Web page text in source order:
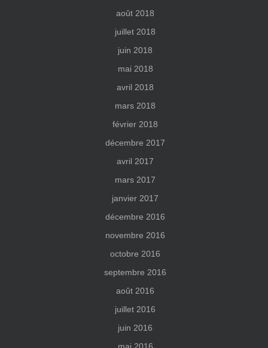
août 2018
juillet 2018
juin 2018
mai 2018
avril 2018
mars 2018
février 2018
décembre 2017
avril 2017
mars 2017
janvier 2017
décembre 2016
novembre 2016
octobre 2016
septembre 2016
août 2016
juillet 2016
juin 2016